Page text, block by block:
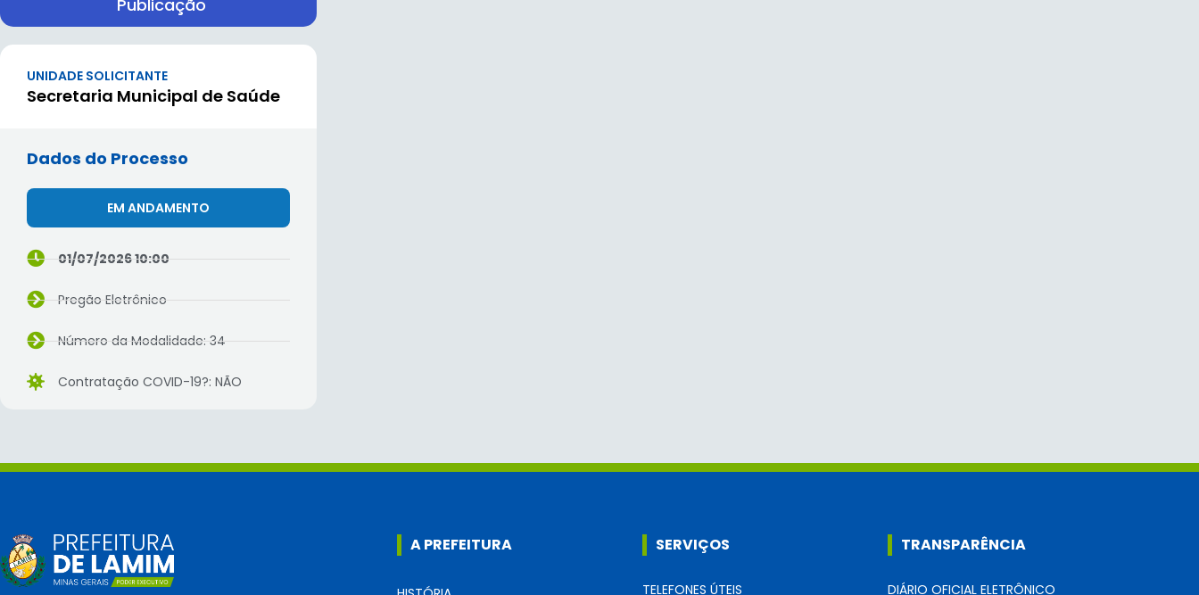
Publicação
UNIDADE SOLICITANTE
Secretaria Municipal de Saúde
Dados do Processo
EM ANDAMENTO
01/07/2026 10:00
Pregão Eletrônico
Número da Modalidade: 34
Contratação COVID-19?: NÃO
A PREFEITURA SERVIÇOS
TELEFONES ÚTEIS
TRANSPARÊNCIA
DIÁRIO OFICIAL ELETRÔNICO